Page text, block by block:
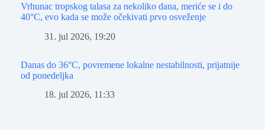
Vrhunac tropskog talasa za nekoliko dana, meriće se i do
40°C, evo kada se može očekivati prvo osveženje
31. jul 2026, 19:20
Danas do 36°C, povremene lokalne nestabilnosti, prijatnije
od ponedeljka
18. jul 2026, 11:33